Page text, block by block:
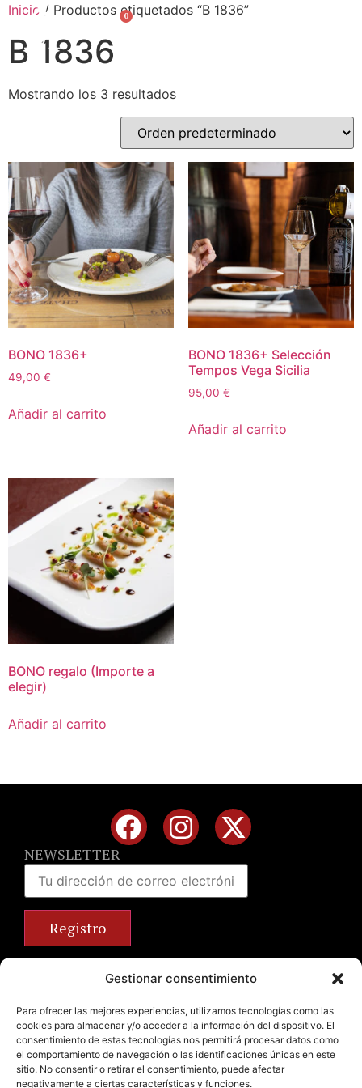
Gestionar consentimiento
Para ofrecer las mejores experiencias, utilizamos tecnologías como las
cookies para almacenar y/o acceder a la información del dispositivo. El
consentimiento de estas tecnologías nos permitirá procesar datos como
el comportamiento de navegación o las identificaciones únicas en este
sitio. No consentir o retirar el consentimiento, puede afectar
negativamente a ciertas características y funciones.
0
Inicio / Productos etiquetados “B 1836”
B 1836
Mostrando los 3 resultados
BONO 1836+
49,00 €
Añadir al carrito
BONO 1836+ Selección
Tempos Vega Sicilia
95,00 €
Añadir al carrito
BONO regalo (Importe a
elegir)
Añadir al carrito
NEWSLETTER
+34 963 672 314
info@emilianobodega.com
Parking gratuito